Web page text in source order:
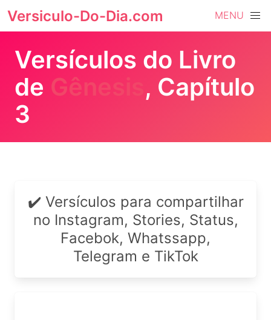
Versiculo-Do-Dia.com MENU
Versículos do Livro
de Gênesis , Capítulo
3
✔️ Versículos para compartilhar
no Instagram, Stories, Status,
Facebok, Whatssapp,
Telegram e TikTok